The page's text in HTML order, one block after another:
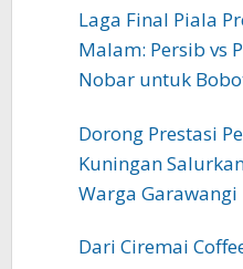
Laga Final Piala
Malam: Persib vs
Nobar untuk
Dorong Prestasi
Kuningan
Warga Garawangi
Dari Ciremai